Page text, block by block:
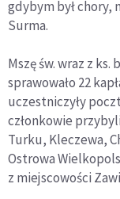
gdybym był chory,
Surma.
Mszę św. wraz z
sprawowało 22
uczestniczyły
członkowie
Turku, Kleczewa,
Ostrowa
z miejscowości